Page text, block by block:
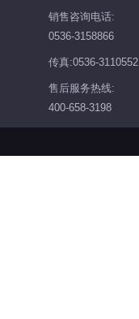
销售咨询电话:
0536-3158866
传真:0536-3110552
售后服务热线:
400-658-3198